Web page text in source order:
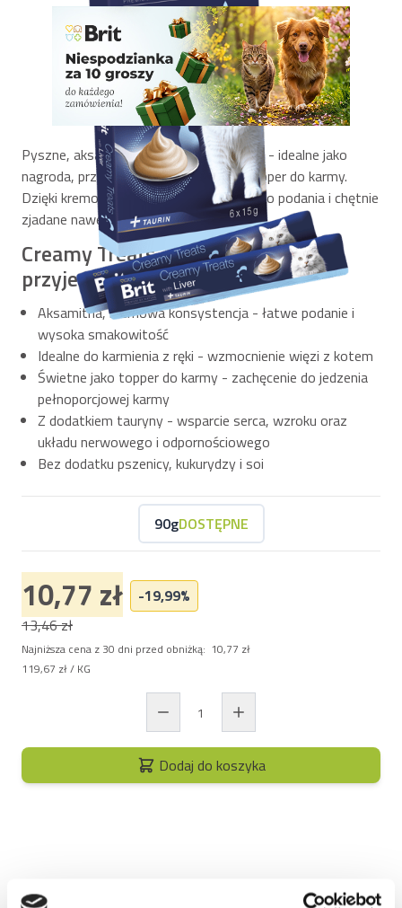
Pyszne, aksamitne przysmaki dla kotów - idealne jako
nagroda, przekąska lub aromatyczny topper do karmy.
Dzięki kremowej konsystencji są łatwe do podania i chętnie
zjadane nawet przez wybredne koty.
Creamy Treats - kremowe
przyjemnosci dla kota:
Aksamitna, kremowa konsystencja - łatwe podanie i
wysoka smakowitość
Idealne do karmienia z ręki - wzmocnienie więzi z kotem
Świetne jako topper do karmy - zachęcenie do jedzenia
pełnoporcjowej karmy
Z dodatkiem tauryny - wsparcie serca, wzroku oraz
układu nerwowego i odpornościowego
Bez dodatku pszenicy, kukurydzy i soi
90gDOSTĘPNE
10,77 zł
-19,99%
13,46 zł
Najniższa cena z 30 dni przed obniżką: 10,77 zł
119,67 zł/ KG
Dodaj do koszyka